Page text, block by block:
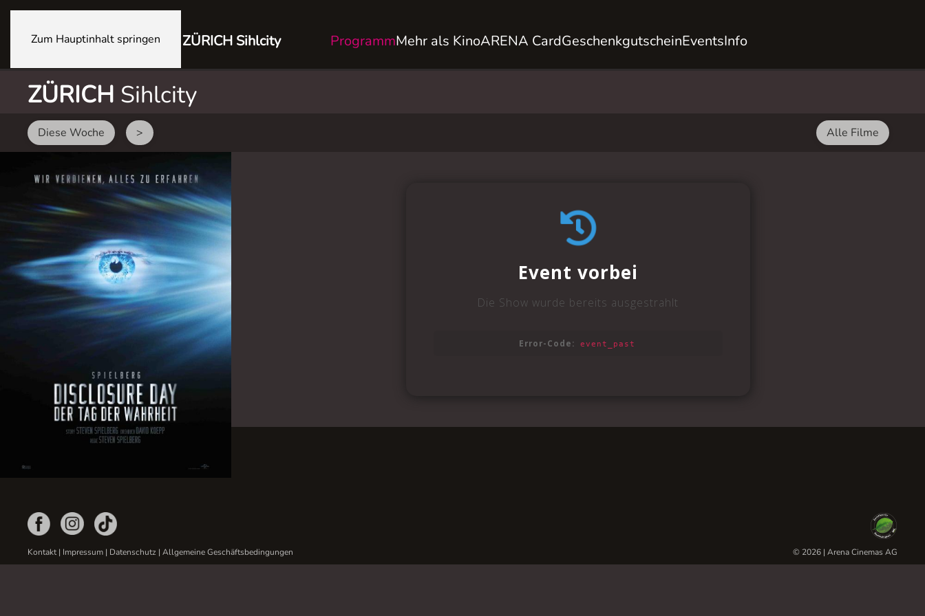
Zum Hauptinhalt springen ZÜRICH Sihlcity ProgrammMehr als KinoARENA CardGeschenkgutscheinEventsInfo
ZÜRICH Sihlcity
Diese Woche > Alle Filme
Kontakt| Impressum | Datenschutz | Allgemeine Geschäftsbedingungen © 2026 | Arena Cinemas AG